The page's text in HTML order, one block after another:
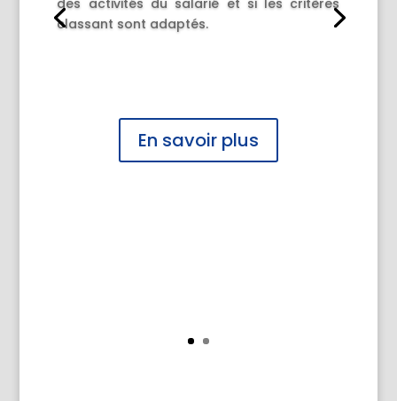
des activités du salarié et si les critères
classant sont adaptés.
En savoir plus